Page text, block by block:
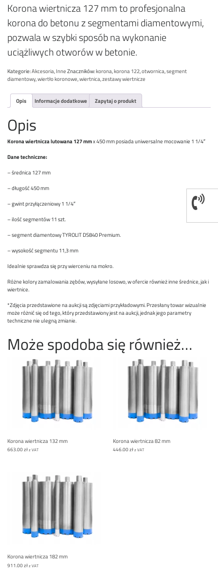
Korona wiertnicza 127 mm to profesjonalna
korona do betonu z segmentami diamentowymi,
pozwala w szybki sposób na wykonanie
uciążliwych otworów w betonie.
Kategorie:Akcesoria,InneZnaczników:korona,korona 122,otwornica,segment
diamentowy,wiertło koronowe,wiertnica,zestawy wiertnicze
Opis Informacje dodatkowe Zapytaj o produkt
Opis
Korona wiertnicza lutowana 127 mmx 450 mm posiada uniwersalne mocowanie 1 1/4″
Dane techniczne:
– średnica 127 mm
– długość 450 mm
– gwint przyłączeniowy 1 1/4″
– ilość segmentów 11 szt.
– segment diamentowy TYROLIT DS840 Premium.
– wysokość segmentu 11,3 mm
Idealnie sprawdza się przy wierceniu na mokro.
Różne kolory zamalowania zębów, wysyłane losowo, w ofercie również inne średnice, jak i
wiertnice.
*Zdjęcia przedstawione na aukcji są zdjęciami przykładowymi. Przesłany towar wizualnie
może różnić się od tego, który przedstawiony jest na aukcji, jednak jego parametry
techniczne nie ulegną zmianie.
Może spodoba się również…
Korona wiertnicza 132 mm
663.00złz VAT
Korona wiertnicza 82 mm
446.00złz VAT
Korona wiertnicza 182 mm
911.00złz VAT